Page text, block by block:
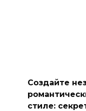
Создайте
стиле: